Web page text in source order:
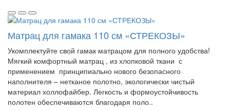
Матрац для гамака 110 см «СТРЕКОЗЫ»
Укомплектуйте свой гамак матрацом для полного удобства!
Мягкий комфортный матрац , из хлопковой ткани с
применением принципиально нового безопасного
наполнителя – нетканое полотно, экологически чистый
материал холлофайбер. Легкость и формоустойчивость
полотен обеспечиваются благодаря поло..